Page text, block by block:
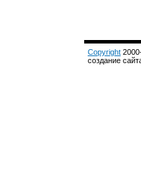
Copyright
создание